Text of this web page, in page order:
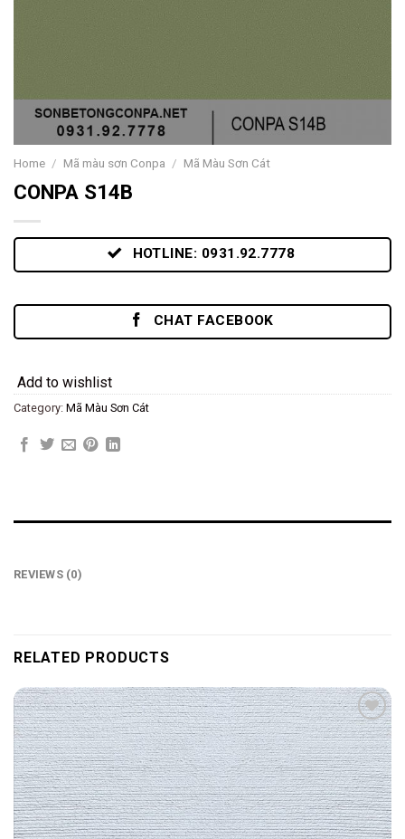
Home / Mã màu sơn Conpa / Mã Màu Sơn Cát
CONPA S14B
HOTLINE: 0931.92.7778
CHAT FACEBOOK
Add to wishlist
Category: Mã Màu Sơn Cát
REVIEWS (0)
RELATED PRODUCTS
Add to
wishlist